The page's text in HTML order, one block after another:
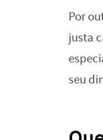
Por
justa
seu